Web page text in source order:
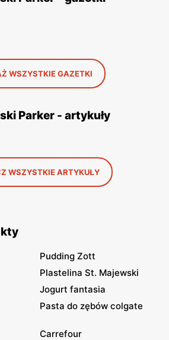
WSZYSTKIE GAZETKI
Parker - artykuły
WSZYSTKIE ARTYKUŁY
Pudding Zott
Plastelina St. Majewski
Jogurt fantasia
Pasta do zębów colgate
Carrefour